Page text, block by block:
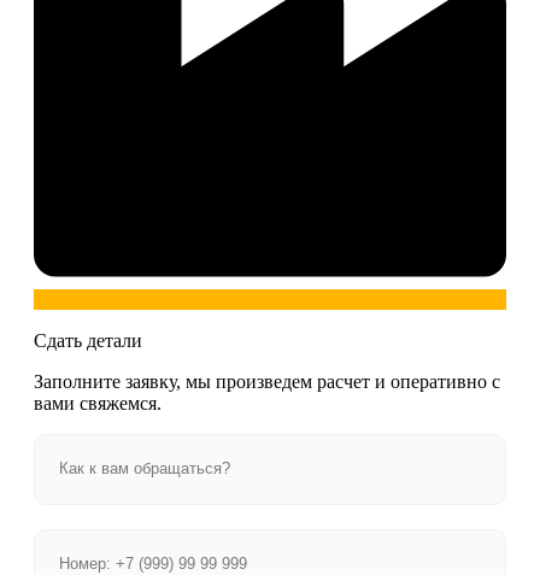
Сдать детали
Заполните заявку, мы произведем расчет и оперативно с
вами свяжемся.